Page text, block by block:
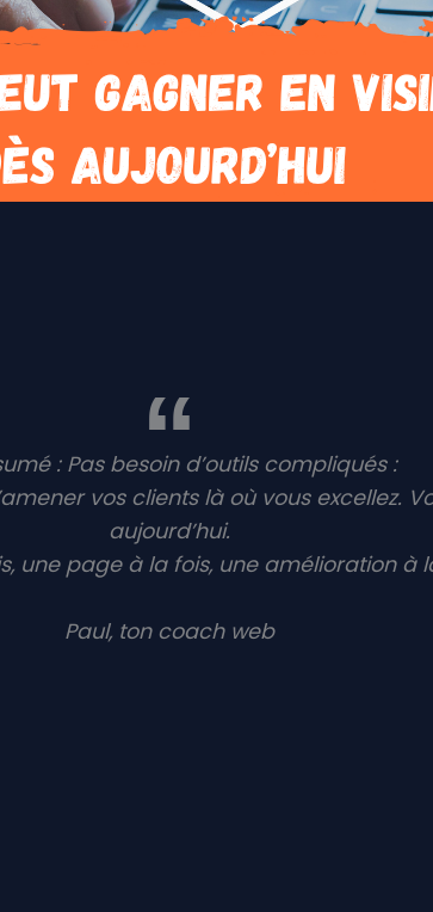
: Pas besoin d’outils compliqués :
vos clients là où vous excellez.
aujourd’hui.
une page à la fois, une amélioration à
Paul, ton coach web